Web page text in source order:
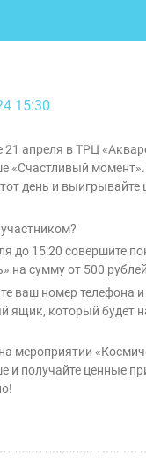
15:30
21 апреля в ТРЦ
«Счастливый
день и
до 15:20 совершите
на сумму от 500
ваш номер телефона и
ящик, который будет
мероприятии
и получайте ценные
чеки покупок только